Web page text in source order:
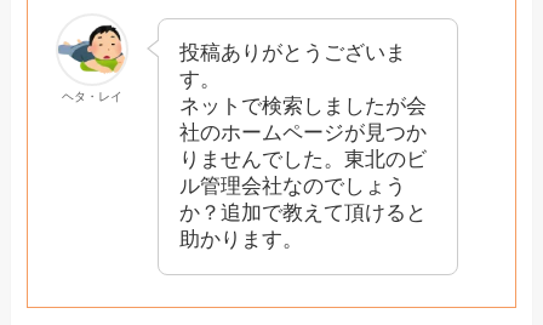
ヘタ・レイ
投稿ありがとうございま
す。
ネットで検索しましたが会
社のホームページが見つか
りませんでした。東北のビ
ル管理会社なのでしょう
か？追加で教えて頂けると
助かります。